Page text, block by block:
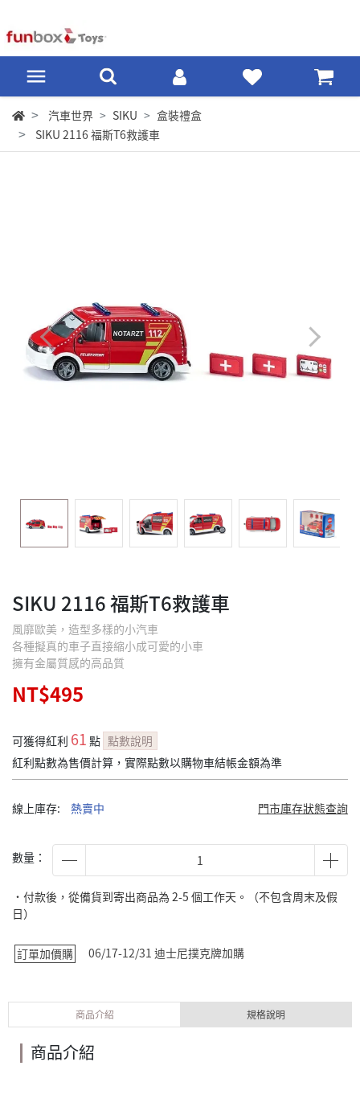
汽車世界 SIKU
盒裝禮盒
SIKU 2116 福斯T6救護車
SIKU 2116 福斯T6救護車
風靡歐美，造型多樣的小汽車
各種擬真的車子直接縮小成可愛的小車
擁有金屬質感的高品質
NT$495
可獲得紅利 61 點 點數說明
紅利點數為售價計算，實際點數以購物車結帳金額為準
線上庫存: 熱賣中 門市庫存狀態查詢
數量：
˙付款後，從備貨到寄出商品為 2-5 個工作天。（不包含周末及假
日）
訂單加價購 06/17-12/31 迪士尼撲克牌加購
商品介紹 規格說明
商品介紹